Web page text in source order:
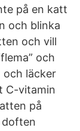
på en katt
och blinka
och vill
och
och läcker
C-vitamin
på
doften